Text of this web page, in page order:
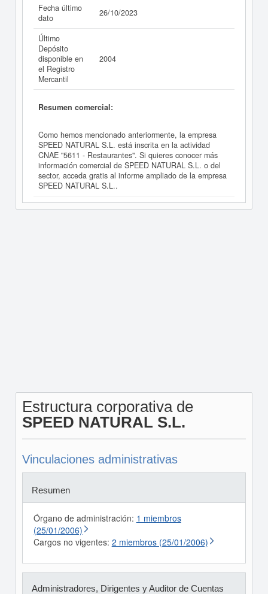
Fecha último
dato
26/10/2023
Último
Depósito
disponible en
el Registro
Mercantil
2004
Resumen comercial:
Como hemos mencionado anteriormente, la empresa
SPEED NATURAL S.L. está inscrita en la actividad
CNAE "5611 - Restaurantes". Si quieres conocer más
información comercial de SPEED NATURAL S.L. o del
sector, acceda gratis al informe ampliado de la empresa
SPEED NATURAL S.L..
Estructura corporativa de
SPEED NATURAL S.L.
Vinculaciones administrativas
Resumen
Órgano de administración: 1 miembros
(25/01/2006)
Cargos no vigentes: 2 miembros (25/01/2006)
Administradores, Dirigentes y Auditor de Cuentas